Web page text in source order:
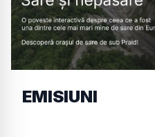
EMISIUNI